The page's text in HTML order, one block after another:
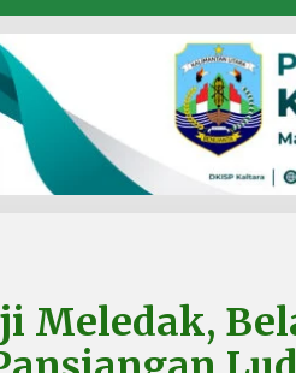
Meledak,